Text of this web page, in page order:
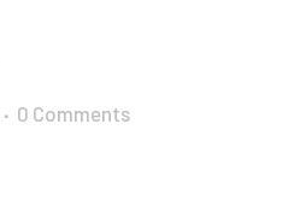
0 Comments